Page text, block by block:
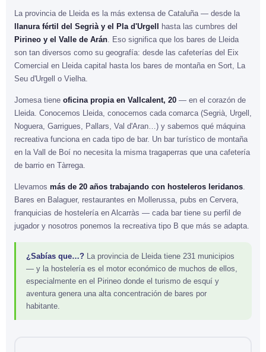
La provincia de Lleida es la más extensa de Cataluña — desde la
llanura fértil del Segrià y el Pla d'Urgell hasta las cumbres del
Pirineo y el Valle de Arán . Eso significa que los bares de Lleida
son tan diversos como su geografía: desde las cafeterías del Eix
Comercial en Lleida capital hasta los bares de montaña en Sort, La
Seu d'Urgell o Vielha.
Jomesa tiene oficina propia en Vallcalent, 20 — en el corazón de
Lleida. Conocemos Lleida, conocemos cada comarca (Segrià, Urgell,
Noguera, Garrigues, Pallars, Val d'Aran…) y sabemos qué máquina
recreativa funciona en cada tipo de bar. Un bar turístico de montaña
en la Vall de Boí no necesita la misma tragaperras que una cafetería
de barrio en Tàrrega.
Llevamos más de 20 años trabajando con hosteleros leridanos.
Bares en Balaguer, restaurantes en Mollerussa, pubs en Cervera,
franquicias de hostelería en Alcarràs — cada bar tiene su perfil de
jugador y nosotros ponemos la recreativa tipo B que más se adapta.
¿Sabías que…? La provincia de Lleida tiene 231 municipios
— y la hostelería es el motor económico de muchos de ellos,
especialmente en el Pirineo donde el turismo de esquí y
aventura genera una alta concentración de bares por
habitante.